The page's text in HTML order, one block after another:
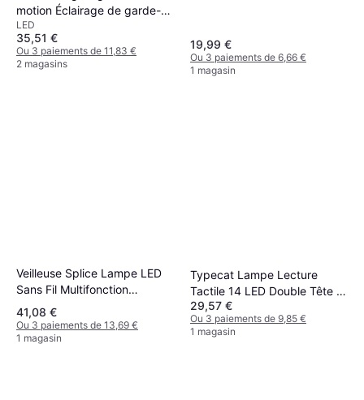
motion Éclairage de garde-
robe
LED
35,51 €
Ou 3 paiements de 11,83 €
2 magasins
19,99 €
Ou 3 paiements de 6,66 €
1 magasin
Veilleuse Splice Lampe LED
Sans Fil Multifonction
Éclairage de garde-robe
41,08 €
Ou 3 paiements de 13,69 €
1 magasin
Typecat Lampe Lecture
Tactile 14 LED Double Tête 8
Niveaux Éclairage de garde-
robe
29,57 €
Ou 3 paiements de 9,85 €
1 magasin